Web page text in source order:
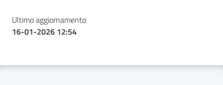
Ultimo aggiornamento
16-01-2026 12:54